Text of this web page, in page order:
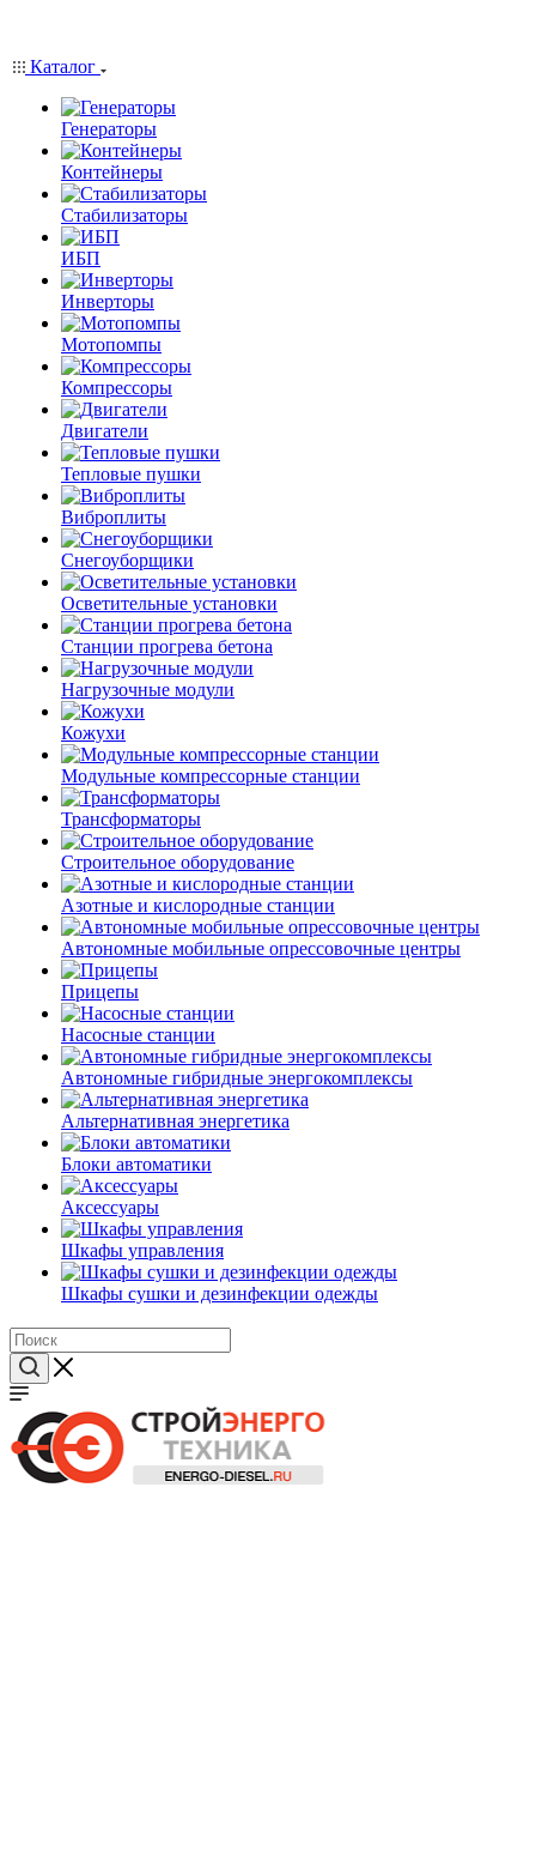
Каталог
Генераторы
Контейнеры
Стабилизаторы
ИБП
Инверторы
Мотопомпы
Компрессоры
Двигатели
Тепловые пушки
Виброплиты
Снегоуборщики
Осветительные установки
Станции прогрева бетона
Нагрузочные модули
Кожухи
Модульные компрессорные станции
Трансформаторы
Строительное оборудование
Азотные и кислородные станции
Автономные мобильные опрессовочные центры
Прицепы
Насосные станции
Автономные гибридные энергокомплексы
Альтернативная энергетика
Блоки автоматики
Аксессуары
Шкафы управления
Шкафы сушки и дезинфекции одежды